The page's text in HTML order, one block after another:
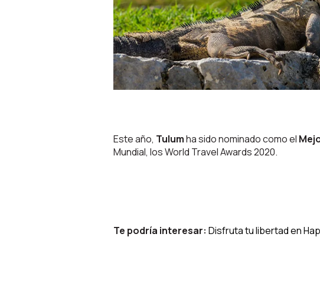
Este año, Tulumha sido nominado como el
Mundial, los World Travel Awards 2020.
Te podría interesar: Disfruta tu libertad en